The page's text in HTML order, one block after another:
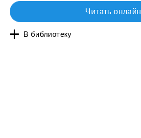
Читать онлайн
В библиотеку